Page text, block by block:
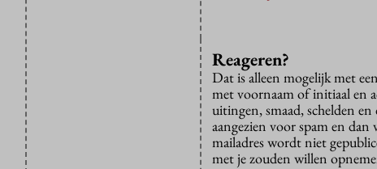
Reageren?
Dat is alleen mogelijk met
met voornaam of initiaal en
uitingen, smaad, schelden
aangezien voor spam en dan
mailadres wordt niet
met je zouden willen